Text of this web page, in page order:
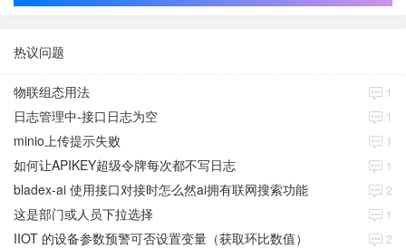
热议问题
物联组态用法 1
日志管理中-接口日志为空 1
minio上传提示失败 1
如何让APIKEY超级令牌每次都不写日志 1
bladex-ai 使用接口对接时怎么然ai拥有联网搜索功能 2
这是部门或人员下拉选择 1
IIOT 的设备参数预警可否设置变量（获取环比数值） 2